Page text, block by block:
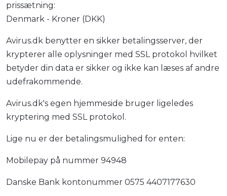
prissætning:
Denmark - Kroner (DKK)
Avirus.dk benytter en sikker betalingsserver, der
krypterer alle oplysninger med SSL protokol hvilket
betyder din data er sikker og ikke kan læses af andre
udefrakommende.
Avirus.dk's egen hjemmeside bruger ligeledes
kryptering med SSL protokol.
Lige nu er der betalingsmulighed for enten:
Mobilepay på nummer 94948
Danske Bank kontonummer 0575 4407177630